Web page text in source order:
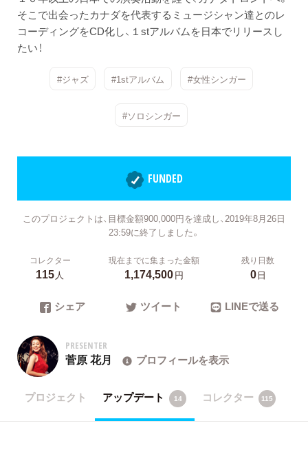
そこで出会ったカナダを代表するミュージシャン達とのレ
コーディングをCD化し、１stアルバムを日本でリリースし
たい！
#ジャズ #1stアルバム #女性シンガー
#ソロシンガー
FUNDED
このプロジェクトは、目標金額900,000円を達成し、2019年8月26日
23:59に終了しました。
コレクター
115人
現在までに集まった金額
1,174,500円
残り日数
0日
シェア ツイート LINEで送る
PRESENTER
菅原 花月 プロフィールを表示
プロジェクト アップデート 14 コレクター 115